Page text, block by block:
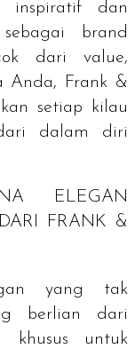
inspiratif dan
brand
dari value,
Anda, Frank &
setiap kilau
dalam diri
ELEGAN
FRANK &
yang tak
berlian dari
khusus untuk